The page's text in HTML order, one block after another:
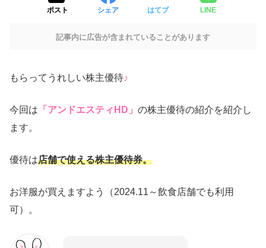
ポスト シェア はてブ LINE
記事内に広告が含まれていることがあります
もらってうれしい株主優待♪
今回は 「アンドエスティHD」 の株主優待の紹介を紹介し
ます。
優待は店舗で使える株主優待券。
お洋服が買えますよう（2024.11～飲食店舗でも利用
可）。